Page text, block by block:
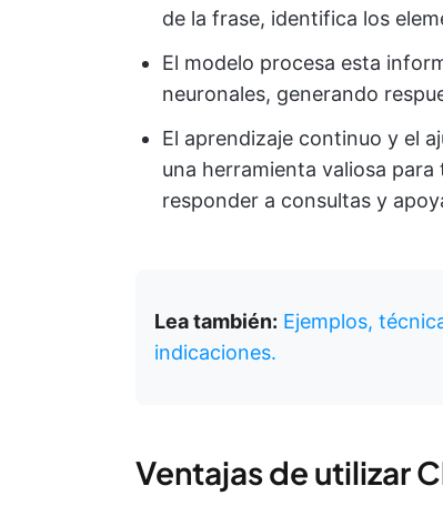
de la frase, identifica los
El modelo procesa esta
neuronales, generando
El aprendizaje continuo y el
una herramienta valiosa
responder a consultas y
Lea también: Ejemplos,
indicaciones.
Ventajas de utilizar